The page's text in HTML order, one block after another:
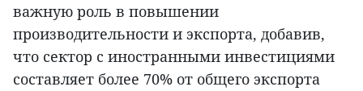
важную роль в повышении
производительности и экспорта, добавив,
что сектор с иностранными инвестициями
составляет более 70% от общего экспорта